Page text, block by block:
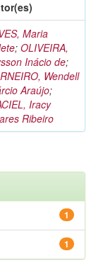
Maria
; OLIVEIRA,
Inácio de;
Wendell
Araújo;
Iracy
Ribeiro
1
1